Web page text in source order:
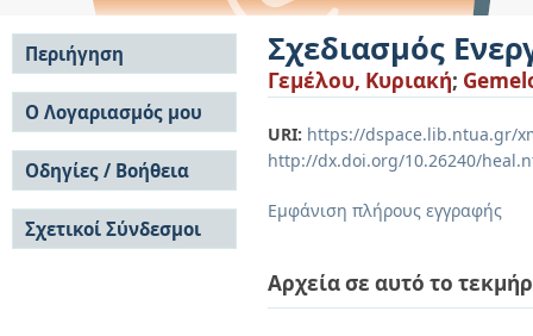
Σχεδιασμός
Γεμέλου, Κυριακή;
URI: https://dspace.lib.ntua.gr/
http://dx.doi.org/10.26240/
Εμφάνιση πλήρους εγγραφής
Αρχεία σε αυτό το
Περιήγηση
Σε όλο το DSpace
Κοινότητες & Συλλογές
Ανά Ημερομηνία
Έκδοσης
Συγγραφείς
Τίτλοι
Θέματα
Ο Λογαριασμός μου
Σύνδεση
Εγγραφή
Οδηγίες / Βοήθεια
Οδηγίες Υποβολής
Οδηγίες Χρήσης ΙΑ
Συχνές Ερωτήσεις
Σχετικοί Σύνδεσμοι